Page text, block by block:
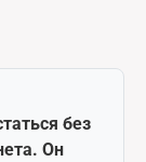
без
Он